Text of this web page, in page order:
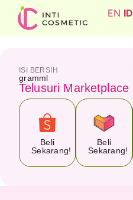
EN ID
ISI BERSIH
gramml
Telusuri Marketplace
Beli
Sekarang!
Beli
Sekarang!